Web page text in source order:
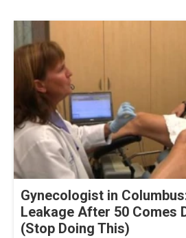
Gynecologist in
Leakage After 50 Comes
(Stop Doing This)